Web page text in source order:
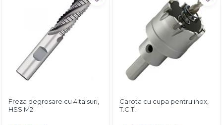
Freza degrosare cu 4 taisuri,
HSS M2
Carota cu cupa pentru inox,
T.C.T.